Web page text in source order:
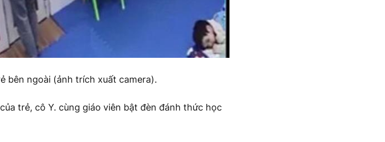
bên ngoài (ảnh trích xuất camera).
trẻ, cô Y. cùng giáo viên bật đèn đánh thức học